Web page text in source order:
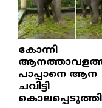
കോന്നി
പാപ്പാനെ ആന
ചവിട്ടി
കൊലപ്പെടുത്തി